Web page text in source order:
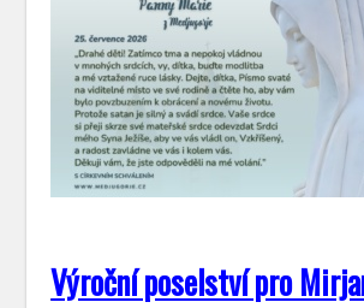
Výroční poselství pro